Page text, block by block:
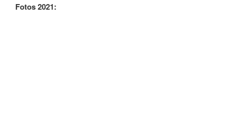
Fotos 2021: